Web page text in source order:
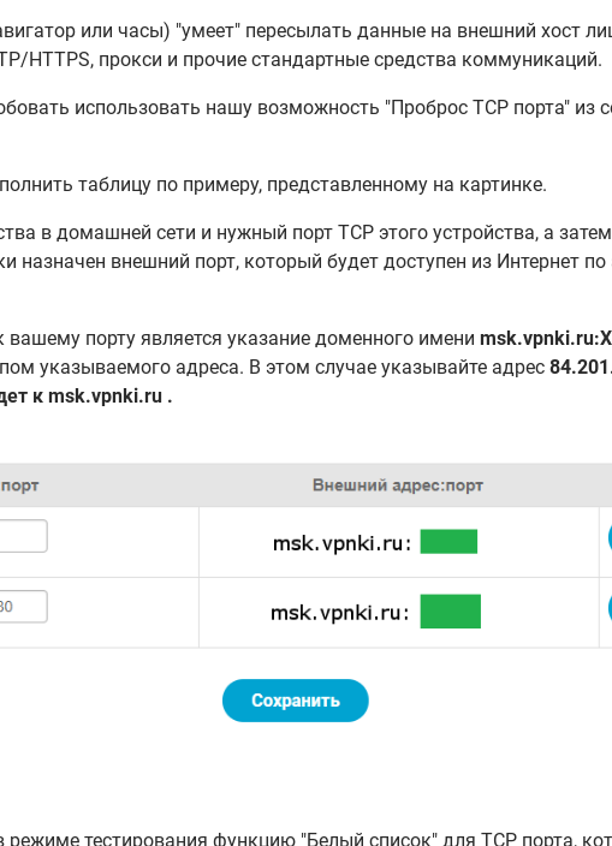
или часы) "умеет" пересылать данные на внешний хост
HTTPS, прокси и прочие стандартные средства коммуникаций.
использовать нашу возможность "Проброс TCP порта" из
таблицу по примеру, представленному на картинке.
в домашней сети и нужный порт TCP этого устройства, а
назначен внешний порт, который будет доступен из Интернет по
порту является указание доменного имени
указываемого адреса. В этом случае указывайте адрес
к msk.vpnki.ru .
тестирования функцию "Белый список" для TCP порта,